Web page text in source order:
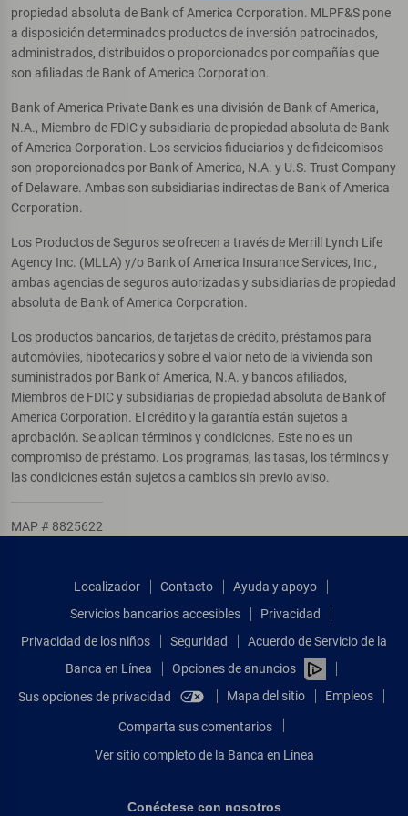
propiedad absoluta de Bank of America Corporation. MLPF&S pone
a disposición determinados productos de inversión patrocinados,
administrados, distribuidos o proporcionados por compañías que
son afiliadas de Bank of America Corporation.
Bank of America Private Bank es una división de Bank of America,
N.A., Miembro de FDIC y subsidiaria de propiedad absoluta de Bank
of America Corporation. Los servicios fiduciarios y de fideicomisos
son proporcionados por Bank of America, N.A. y U.S. Trust Company
of Delaware. Ambas son subsidiarias indirectas de Bank of America
Corporation.
Los Productos de Seguros se ofrecen a través de Merrill Lynch Life
Agency Inc. (MLLA) y/o Bank of America Insurance Services, Inc.,
ambas agencias de seguros autorizadas y subsidiarias de propiedad
absoluta de Bank of America Corporation.
Los productos bancarios, de tarjetas de crédito, préstamos para
automóviles, hipotecarios y sobre el valor neto de la vivienda son
suministrados por Bank of America, N.A. y bancos afiliados,
Miembros de FDIC y subsidiarias de propiedad absoluta de Bank of
America Corporation. El crédito y la garantía están sujetos a
aprobación. Se aplican términos y condiciones. Este no es un
compromiso de préstamo. Los programas, las tasas, los términos y
las condiciones están sujetos a cambios sin previo aviso.
MAP # 8825622
Localizador Contacto
Ayuda y apoyo
Servicios bancarios accesibles
Privacidad
Privacidad de los niños
Seguridad
Acuerdo de Servicio de la
Banca en Línea
Opciones de anuncios
Sus opciones de privacidad
Mapa del sitio Empleos
Comparta sus comentarios
Ver sitio completo de la Banca en Línea
Conéctese con nosotros